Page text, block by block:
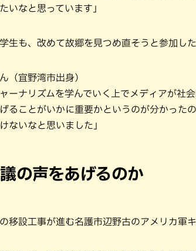
いなと思っています」
生も、改めて故郷を見つめ直そうと参加した
（宜野湾市出身）
ャーナリズムを学んでいく上でメディアが社
ることがいかに重要かというのが分かった
ないなと思いました」
の声をあげるのか
移設工事が進む名護市辺野古のアメリカ軍